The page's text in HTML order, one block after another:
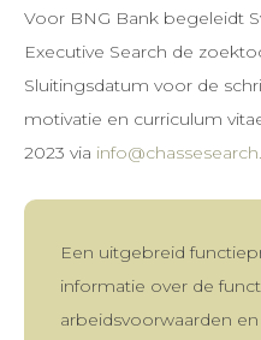
Voor BNG Bank begeleidt
Executive Search de
Sluitingsdatum voor de
motivatie en curriculum
2023 via
Een uitgebreid
informatie over de
arbeidsvoorwaarden